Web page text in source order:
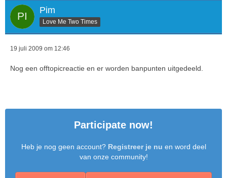
Pim
Love Me Two Times
19 juli 2009 om 12:46
Nog een offtopicreactie en er worden banpunten uitgedeeld.
Participate now!
Heb je nog geen account? Registreer je nu en word deel
van onze community!